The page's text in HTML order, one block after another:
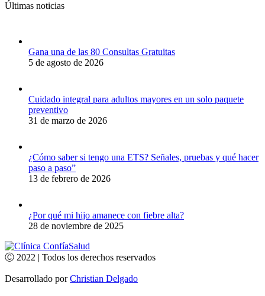
Últimas noticias
Gana una de las 80 Consultas Gratuitas
5 de agosto de 2026
Cuidado integral para adultos mayores en un solo paquete
preventivo
31 de marzo de 2026
¿Cómo saber si tengo una ETS? Señales, pruebas y qué hacer
paso a paso”
13 de febrero de 2026
¿Por qué mi hijo amanece con fiebre alta?
28 de noviembre de 2025
Ⓒ 2022 | Todos los derechos reservados
Desarrollado porChristian Delgado